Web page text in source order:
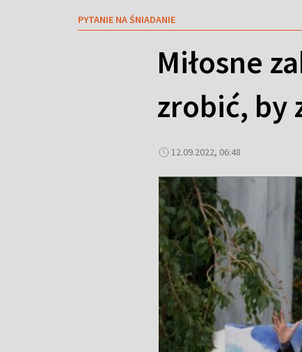
PYTANIE NA ŚNIADANIE
Miłosne
zrobić, by
12.09.2022, 06:48